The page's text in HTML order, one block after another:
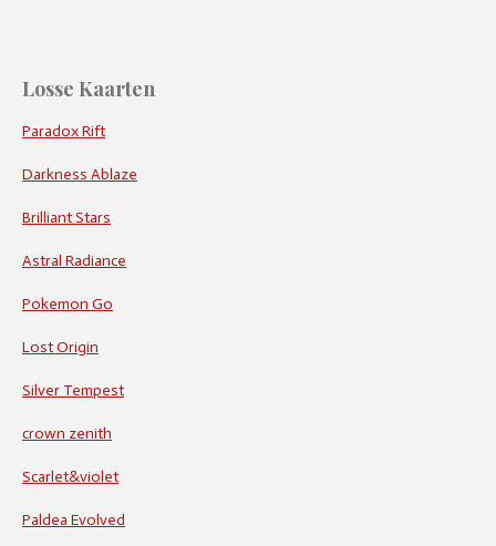
Losse Kaarten
Paradox Rift
Darkness Ablaze
Brilliant Stars
Astral Radiance
Pokemon Go
Lost Origin
Silver Tempest
crown zenith
Scarlet&violet
Paldea Evolved